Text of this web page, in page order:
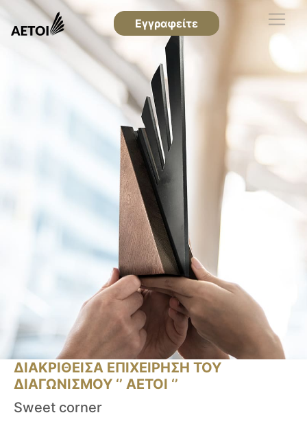
Εγγραφείτε
ΔΙΑΚΡΙΘΕΙΣΑ ΕΠΙΧΕΙΡΗΣΗ ΤΟΥ
ΔΙΑΓΩΝΙΣΜΟΥ ‘’ ΑΕΤΟΙ ‘’
Sweet corner